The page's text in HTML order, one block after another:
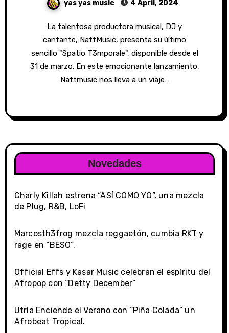
yas yas music 4 April, 2024
La talentosa productora musical, DJ y
cantante, NattMusic, presenta su último
sencillo "Spatio T3mporale", disponible desde el
31 de marzo. En este emocionante lanzamiento,
Nattmusic nos lleva a un viaje…
Novedades
Charly Killah estrena “ASÍ COMO YO”, una mezcla
de Plug, R&B, LoFi
Marcosth3frog mezcla reggaetón, cumbia RKT y
rage en “BESO”.
Official Effs y Kasar Music celebran el espíritu del
Afropop con “Detty December”
Utría Enciende el Verano con “Piña Colada” un
Afrobeat Tropical.